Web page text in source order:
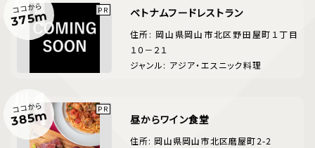
ココから
375m ベトナムフードレストラン
住所: 岡山県岡山市北区野田屋町１丁目
１０－２１
ジャンル: アジア・エスニック料理
ココから
385m 昼からワイン食堂
住所: 岡山県岡山市北区磨屋町2-2